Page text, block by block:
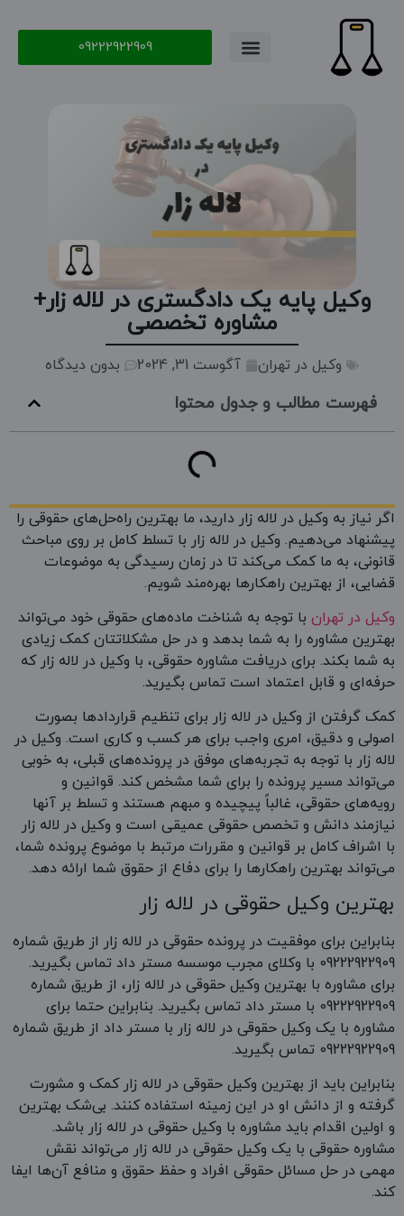
09222922909
وکیل پایه یک دادگستری در لاله زار+
مشاوره تخصصی
وکیل در تهران آگوست 31, 2024 بدون دیدگاه
فهرست مطالب و جدول محتوا
اگر نیاز به وکیل در لاله زار دارید، ما بهترین راه‌حل‌های حقوقی را
پیشنهاد می‌دهیم. وکیل در لاله زار با تسلط کامل بر روی مباحث
قانونی، به ما کمک می‌کند تا در زمان رسیدگی به موضوعات
قضایی، از بهترین راهکارها بهره‌مند شویم.
وکیل در تهران با توجه به شناخت ماده‌های حقوقی خود می‌تواند
بهترین مشاوره را به شما بدهد و در حل مشکلاتتان کمک زیادی
به شما بکند. برای دریافت مشاوره حقوقی، با وکیل در لاله زار که
حرفه‌ای و قابل اعتماد است تماس بگیرید.
کمک گرفتن از وکیل در لاله زار برای تنظیم قراردادها بصورت
اصولی و دقیق، امری واجب برای هر کسب و کاری است. وکیل در
لاله زار با توجه به تجربه‌های موفق در پرونده‌های قبلی، به خوبی
می‌تواند مسیر پرونده را برای شما مشخص کند. قوانین و
رویه‌های حقوقی، غالباً پیچیده و مبهم هستند و تسلط بر آنها
نیازمند دانش و تخصص حقوقی عمیقی است و وکیل در لاله زار
با اشراف کامل بر قوانین و مقررات مرتبط با موضوع پرونده شما،
می‌تواند بهترین راهکارها را برای دفاع از حقوق شما ارائه دهد.
بهترین وکیل حقوقی در لاله زار
بنابراین برای موفقیت در پرونده حقوقی در لاله زار از طریق شماره
09222922909 با وکلای مجرب موسسه مستر داد تماس بگیرید.
برای مشاوره با بهترین وکیل حقوقی در لاله زار، از طریق شماره
09222922909 با مستر داد تماس بگیرید. بنابراین حتما برای
مشاوره با یک وکیل حقوقی در لاله زار با مستر داد از طریق شماره
09222922909 تماس بگیرید.
بنابراین باید از بهترین وکیل حقوقی در لاله زار کمک و مشورت
گرفته و از دانش او در این زمینه استفاده کنند. بی‌شک بهترین
و اولین اقدام باید مشاوره با وکیل حقوقی در لاله زار باشد.
مشاوره حقوقی با یک وکیل حقوقی در لاله زار می‌تواند نقش
مهمی در حل مسائل حقوقی افراد و حفظ حقوق و منافع آن‌ها ایفا
کند.